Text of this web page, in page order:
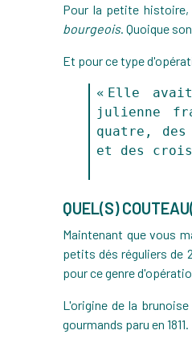
Pour la petite histoire,
bourgeois. Quoique
Et pour ce type
Elle
julienne
quatre,
et des
QUEL(S)
Maintenant que vous
petits dés réguliers de
pour ce genre
L'origine de la
gourmands paru en 1811.